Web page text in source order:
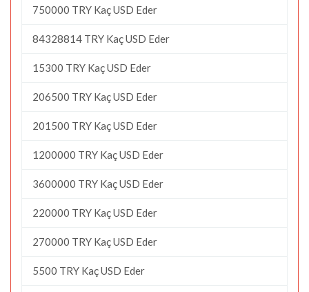
750000 TRY Kaç USD Eder
84328814 TRY Kaç USD Eder
15300 TRY Kaç USD Eder
206500 TRY Kaç USD Eder
201500 TRY Kaç USD Eder
1200000 TRY Kaç USD Eder
3600000 TRY Kaç USD Eder
220000 TRY Kaç USD Eder
270000 TRY Kaç USD Eder
5500 TRY Kaç USD Eder